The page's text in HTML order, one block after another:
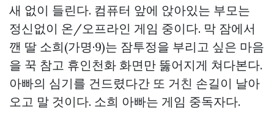
새 없이 들린다. 컴퓨터 앞에 앉아있는 부모는
정신없이 온/오프라인 게임 중이다. 막 잠에서
깬 딸 소희(가명·9)는 잠투정을 부리고 싶은 마음
을 꾹 참고 휴인천화 화면만 뚫어지게 쳐다본다.
아빠의 심기를 건드렸다간 또 거친 손길이 날아
오고 말 것이다. 소희 아빠는 게임 중독자다.